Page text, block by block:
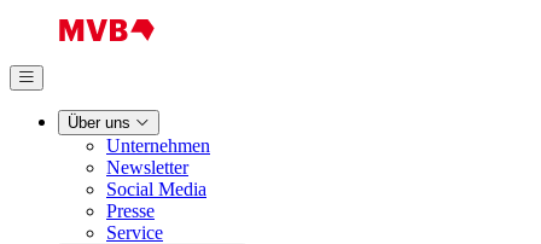
Über uns
Unternehmen
Newsletter
Social Media
Presse
Service